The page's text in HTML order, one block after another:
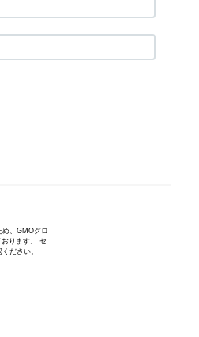
め、GMOグロ
ります。 セ
ださい。